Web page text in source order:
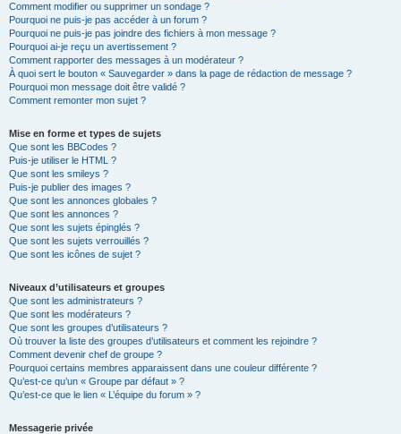
Comment modifier ou supprimer un sondage ?
Pourquoi ne puis-je pas accéder à un forum ?
Pourquoi ne puis-je pas joindre des fichiers à mon message ?
Pourquoi ai-je reçu un avertissement ?
Comment rapporter des messages à un modérateur ?
À quoi sert le bouton « Sauvegarder » dans la page de rédaction de message ?
Pourquoi mon message doit être validé ?
Comment remonter mon sujet ?
Mise en forme et types de sujets
Que sont les BBCodes ?
Puis-je utiliser le HTML ?
Que sont les smileys ?
Puis-je publier des images ?
Que sont les annonces globales ?
Que sont les annonces ?
Que sont les sujets épinglés ?
Que sont les sujets verrouillés ?
Que sont les icônes de sujet ?
Niveaux d’utilisateurs et groupes
Que sont les administrateurs ?
Que sont les modérateurs ?
Que sont les groupes d’utilisateurs ?
Où trouver la liste des groupes d’utilisateurs et comment les rejoindre ?
Comment devenir chef de groupe ?
Pourquoi certains membres apparaissent dans une couleur différente ?
Qu’est-ce qu’un « Groupe par défaut » ?
Qu’est-ce que le lien « L’équipe du forum » ?
Messagerie privée